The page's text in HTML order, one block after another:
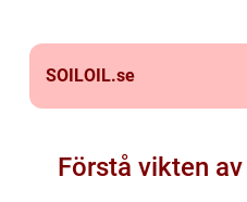
SOILOIL.se
Förstå vikten